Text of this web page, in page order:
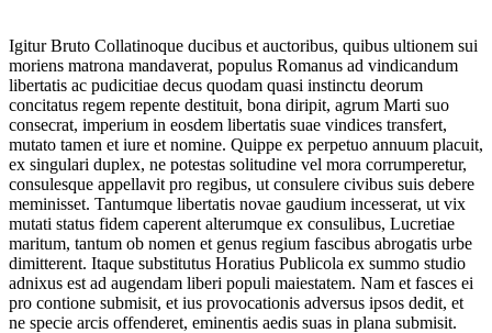
Igitur Bruto Collatinoque ducibus et auctoribus, quibus ultionem sui
moriens matrona mandaverat, populus Romanus ad vindicandum
libertatis ac pudicitiae decus quodam quasi instinctu deorum
concitatus regem repente destituit, bona diripit, agrum Marti suo
consecrat, imperium in eosdem libertatis suae vindices transfert,
mutato tamen et iure et nomine. Quippe ex perpetuo annuum placuit,
ex singulari duplex, ne potestas solitudine vel mora corrumperetur,
consulesque appellavit pro regibus, ut consulere civibus suis debere
meminisset. Tantumque libertatis novae gaudium incesserat, ut vix
mutati status fidem caperent alterumque ex consulibus, Lucretiae
maritum, tantum ob nomen et genus regium fascibus abrogatis urbe
dimitterent. Itaque substitutus Horatius Publicola ex summo studio
adnixus est ad augendam liberi populi maiestatem. Nam et fasces ei
pro contione submisit, et ius provocationis adversus ipsos dedit, et
ne specie arcis offenderet, eminentis aedis suas in plana submisit.